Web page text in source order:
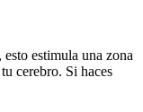
estimula una zona
cerebro. Si haces